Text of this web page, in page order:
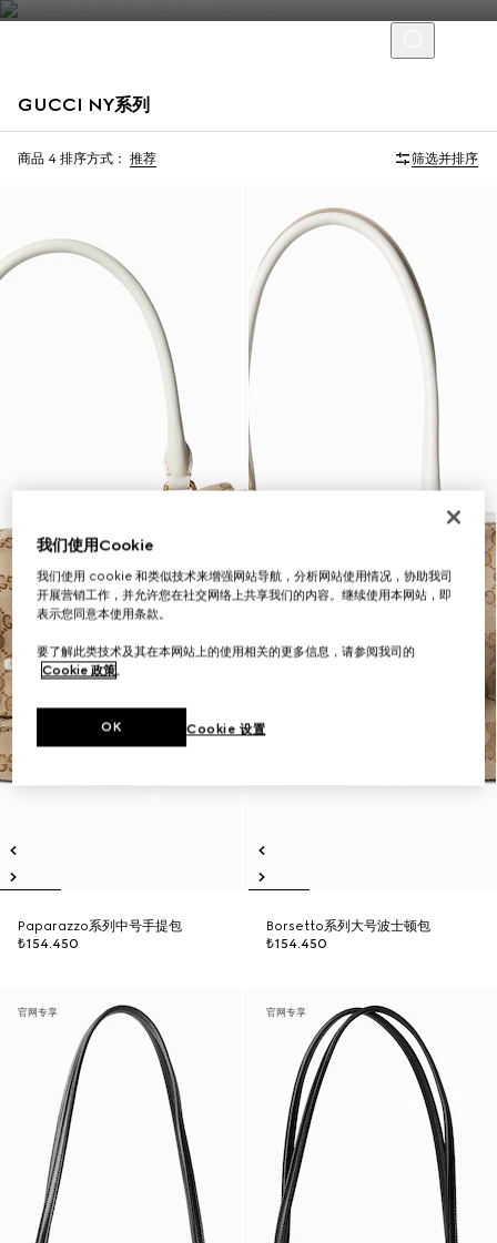
GUCCI NY系列
商品 4 排序方式： 推荐 筛选并排序
限量版
Paparazzo系列中号手提包
₺154.450
Borsetto系列大号波士顿包
₺154.450
官网专享 官网专享
我们使用Cookie
我们使用 cookie 和类似技术来增强网站导航，分析网站使用情况，协助我司
开展营销工作，并允许您在社交网络上共享我们的内容。继续使用本网站，即
表示您同意本使用条款。
要了解此类技术及其在本网站上的使用相关的更多信息，请参阅我司的
Cookie 政策。
Cookie 设置
OK